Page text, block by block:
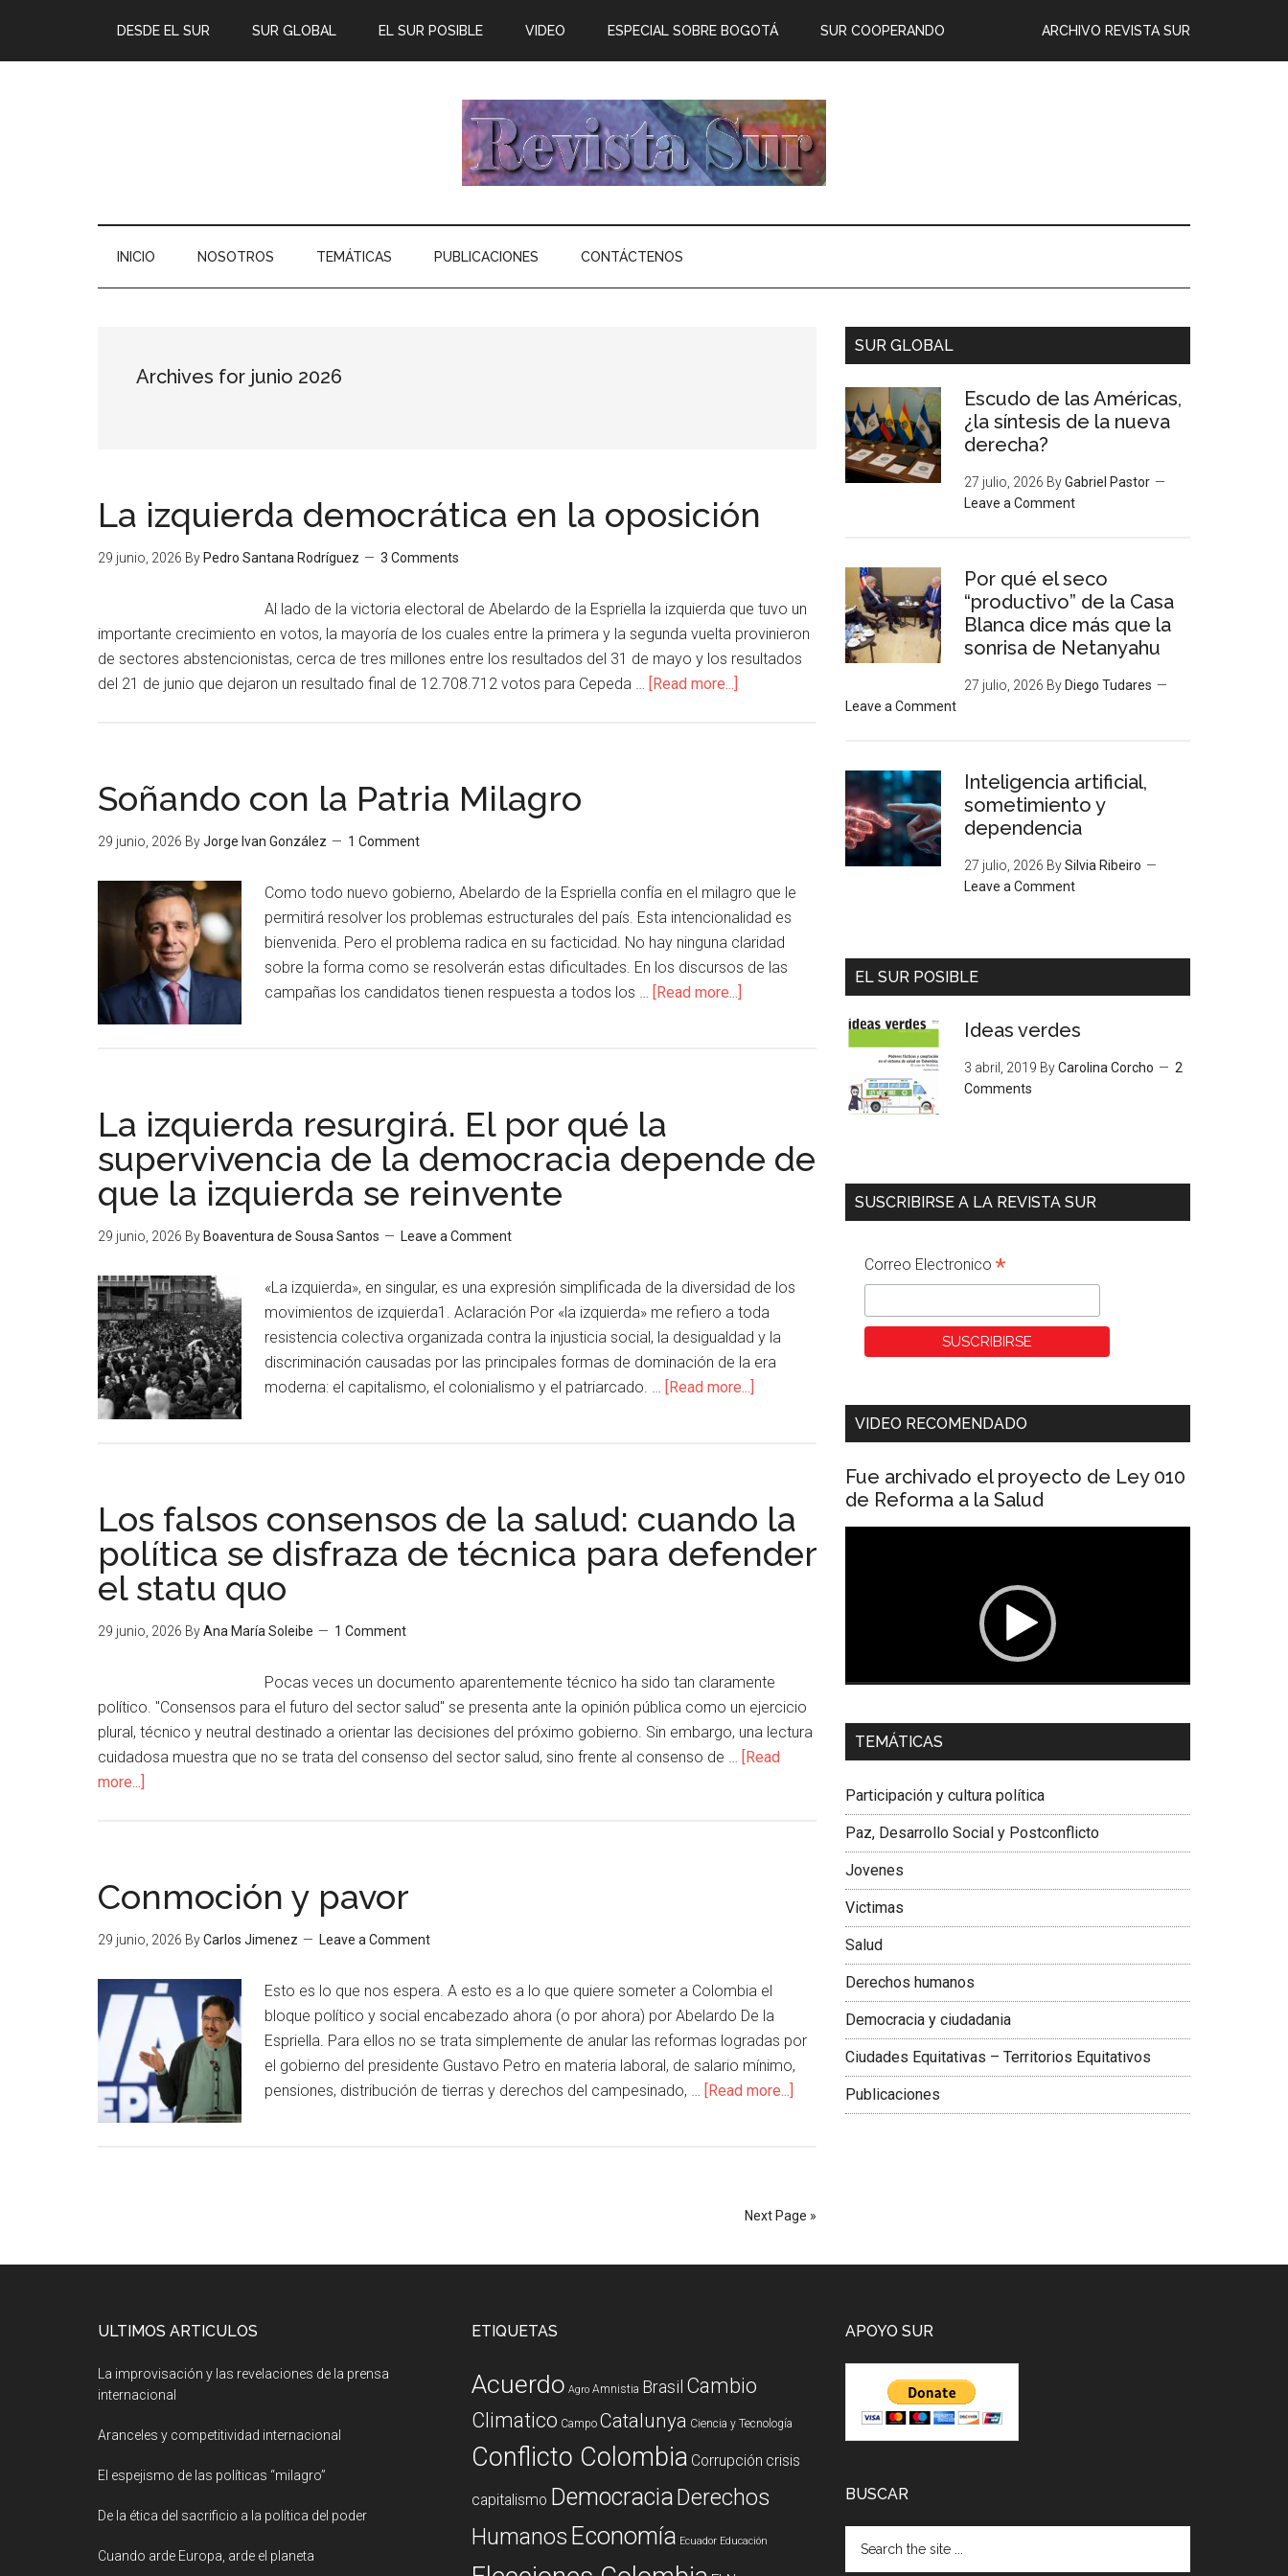
DESDE EL SUR SUR GLOBAL EL SUR POSIBLE ARCHIVO REVISTA SUR
VIDEO ESPECIAL SOBRE BOGOTÁ SUR COOPERANDO
INICIO NOSOTROS TEMÁTICAS PUBLICACIONES CONTÁCTENOS
Archives for junio 2026
La izquierda democrática en la oposición
29 junio, 2026 By Pedro Santana Rodríguez 3 Comments
Al lado de la victoria electoral de Abelardo de la Espriella la izquierda que tuvo un
importante crecimiento en votos, la mayoría de los cuales entre la primera y la segunda vuelta provinieron
de sectores abstencionistas, cerca de tres millones entre los resultados del 31 de mayo y los resultados
del 21 de junio que dejaron un resultado final de 12.708.712 votos para Cepeda … [Read more...]
Soñando con la Patria Milagro
29 junio, 2026 ByJorge Ivan González 1 Comment
Como todo nuevo gobierno, Abelardo de la Espriella confía en el milagro que le
permitirá resolver los problemas estructurales del país. Esta intencionalidad es
bienvenida. Pero el problema radica en su facticidad. No hay ninguna claridad
sobre la forma como se resolverán estas dificultades. En los discursos de las
campañas los candidatos tienen respuesta a todos los … [Read more...]
La izquierda resurgirá. El por qué la
supervivencia de la democracia depende de
que la izquierda se reinvente
29 junio, 2026 By Boaventura de Sousa Santos Leave a Comment
«La izquierda», en singular, es una expresión simplificada de la diversidad de los
movimientos de izquierda1. Aclaración Por «la izquierda» me refiero a toda
resistencia colectiva organizada contra la injusticia social, la desigualdad y la
discriminación causadas por las principales formas de dominación de la era
moderna: el capitalismo, el colonialismo y el patriarcado. … [Read more...]
Los falsos consensos de la salud: cuando la
política se disfraza de técnica para defender
el statu quo
29 junio, 2026 ByAna María Soleibe 1 Comment
Pocas veces un documento aparentemente técnico ha sido tan claramente
político. "Consensos para el futuro del sector salud" se presenta ante la opinión pública como un ejercicio
plural, técnico y neutral destinado a orientar las decisiones del próximo gobierno. Sin embargo, una lectura
cuidadosa muestra que no se trata del consenso del sector salud, sino frente al consenso de … [Read
more...]
Conmoción y pavor
29 junio, 2026 ByCarlos Jimenez Leave a Comment
Esto es lo que nos espera. A esto es a lo que quiere someter a Colombia el
bloque político y social encabezado ahora (o por ahora) por Abelardo De la
Espriella. Para ellos no se trata simplemente de anular las reformas logradas por
el gobierno del presidente Gustavo Petro en materia laboral, de salario mínimo,
pensiones, distribución de tierras y derechos del campesinado, … [Read more...]
Next Page »
SUR GLOBAL
Escudo de las Américas,
¿la síntesis de la nueva
derecha?
27 julio, 2026 ByGabriel Pastor
Leave a Comment
Por qué el seco
“productivo” de la Casa
Blanca dice más que la
sonrisa de Netanyahu
27 julio, 2026 By Diego Tudares
Leave a Comment
Inteligencia artificial,
sometimiento y
dependencia
27 julio, 2026 BySilvia Ribeiro
Leave a Comment
EL SUR POSIBLE
Ideas verdes
3 abril, 2019 ByCarolina Corcho
2
Comments
SUSCRIBIRSE A LA REVISTA SUR
Correo Electronico *
VIDEO RECOMENDADO
Fue archivado el proyecto de Ley 010
de Reforma a la Salud
Dra. Carolina Corcho Mejía,
Latinoamericana Sur, Vicepresidenta Federación
TEMÁTICAS
Participación y cultura política
Paz, Desarrollo Social y Postconflicto
Jovenes
Victimas
Salud
Derechos humanos
Democracia y ciudadania
Ciudades Equitativas – Territorios Equitativos
Publicaciones
ULTIMOS ARTICULOS
La improvisación y las revelaciones de la prensa
internacional
Aranceles y competitividad internacional
El espejismo de las políticas “milagro”
De la ética del sacrificio a la política del poder
Cuando arde Europa, arde el planeta
ETIQUETAS
Acuerdo Agro Amnistia Brasil Cambio
Climatico Campo Catalunya Ciencia y Tecnología
Conflicto Colombia Corrupción crisis
capitalismo DemocraciaDerechos
Humanos Economía Ecuador Educación
APOYO SUR
BUSCAR